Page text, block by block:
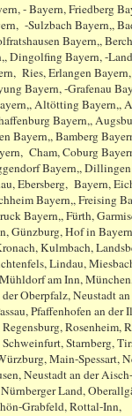
- Bayern, Friedberg
-Sulzbach Bayern,,
Bayern,,
Dingolfing Bayern, -
Ries, Erlangen
Bayern, -Grafenau
Altötting Bayern,,
Bayern,,
Bayern,, Bamberg
Cham, Coburg
Bayern,,
Ebersberg, Bayern,
Bayern,, Freising
Bayern,, Fürth,
Günzburg, Hof in
Kulmbach,
Lindau,
am Inn,
Oberpfalz, Neustadt an
Pfaffenhofen an der
Rosenheim,
Starnberg,
Main-Spessart,
Neustadt an der
Land,
Grabfeld, Rottal-Inn,